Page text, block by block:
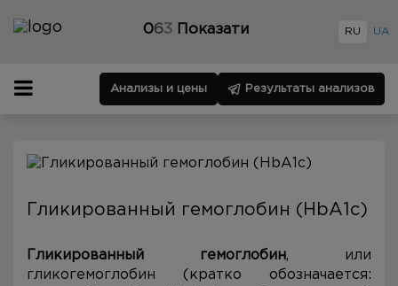
063 Показати RU UA
Анализы и цены Результаты анализов
Гликированный гемоглобин (HbA1c)
Гликированный гемоглобин, или
гликогемоглобин (кратко обозначается: